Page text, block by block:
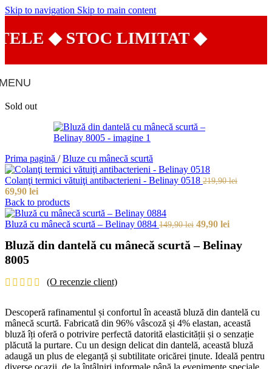
Skip to navigation Skip to main content
◆ STOC LIMITAT ◆
Sold out
Prima pagină / Bluze cu mânecă scurtă
Colanţi termici vătuiţi antibacterieni - Belinay 0518 219,90lei
69,90 lei
Back to products
Bluză cu mânecă scurtă – Belinay 0884 149,90lei 49,90 lei
Bluză din dantelă cu mânecă scurtă – Belinay
8005
(O recenzie client)
Descoperă rafinamentul și confortul în această bluză din dantelă cu
mânecă scurtă. Fabricată din 96% vâscoză și 4% elastan, această
bluză îți oferă o potrivire perfectă datorită elasticității și o senzație
plăcută la purtare. Cu un design delicat din dantelă, această bluză
adaugă un plus de eleganță și subtilitate oricărei ținute. Ideală pentru
diverse ocazii, de la întâlniri informale până la evenimente speciale,